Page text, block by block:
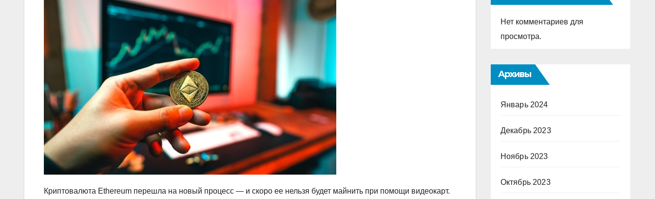
Криптовалюта Ethereum перешла на новый процесс — и скоро ее нельзя будет майнить при помощи видеокарт.
Нет комментариев для
просмотра.
Архивы
Январь 2024
Декабрь 2023
Ноябрь 2023
Октябрь 2023